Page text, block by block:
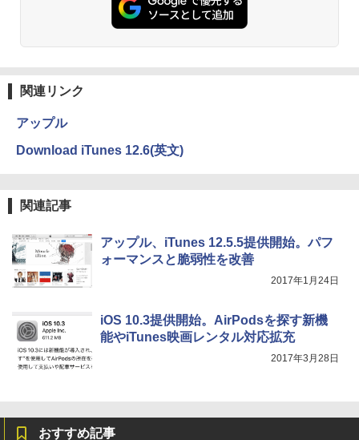
関連リンク
アップル
Download iTunes 12.6(英文)
関連記事
アップル、iTunes 12.5.5提供開始。パフ
ォーマンスと脆弱性を改善
2017年1月24日
iOS 10.3提供開始。AirPodsを探す新機
能やiTunes映画レンタル対応拡充
2017年3月28日
おすすめ記事